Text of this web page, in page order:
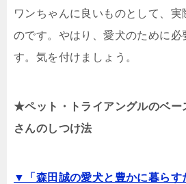
ワンちゃんに良いものとして、実
のです。やはり、愛犬のために必
す。気を付けましょう。
★ペット・トライアングルのベー
さんのしつけ法
▼「森田誠の愛犬と豊かに暮ら